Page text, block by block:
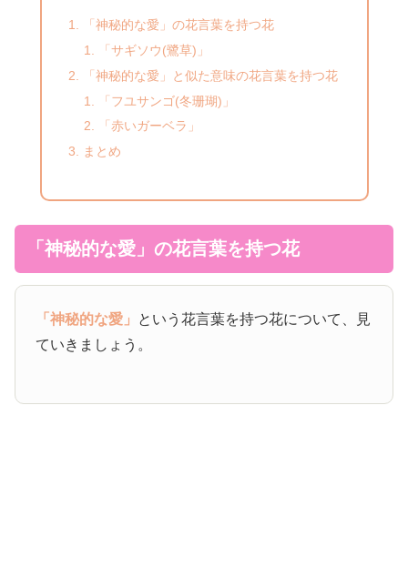
「神秘的な愛」の花言葉を持つ花
「サギソウ(鷺草)」
「神秘的な愛」と似た意味の花言葉を持つ花
「フユサンゴ(冬珊瑚)」
「赤いガーベラ」
まとめ
「神秘的な愛」の花言葉を持つ花
「神秘的な愛」 という花言葉を持つ花について、見
ていきましょう。